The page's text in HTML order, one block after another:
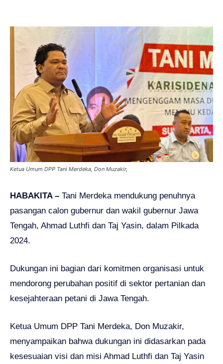
Ketua Umum DPP Tani Merdeka, Don Muzakir,
HABAKITA – Tani Merdeka mendukung penuhnya
pasangan calon gubernur dan wakil gubernur Jawa
Tengah, Ahmad Luthfi dan Taj Yasin, dalam Pilkada
2024.
Dukungan ini bagian dari komitmen organisasi untuk
mendorong perubahan positif di sektor pertanian dan
kesejahteraan petani di Jawa Tengah.
Ketua Umum DPP Tani Merdeka, Don Muzakir,
menyampaikan bahwa dukungan ini didasarkan pada
kesesuaian visi dan misi Ahmad Luthfi dan Taj Yasin